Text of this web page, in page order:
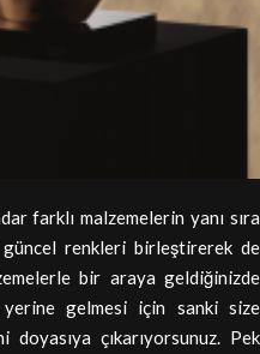
farklı malzemelerin yanı sıra
renkleri birleştirerek de
bir araya geldiğinizde
yerine gelmesi için sanki size
çıkarıyorsunuz. Pek